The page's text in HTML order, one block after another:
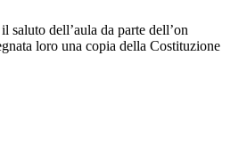
dell’aula da parte dell’on
loro una copia della Costituzione